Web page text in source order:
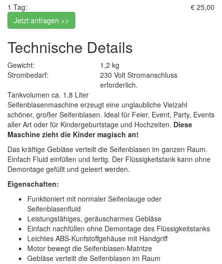
1 Tag:
€ 25,00
Jetzt anfragen >>
Technische Details
Gewicht:
1,2 kg
Strombedarf:
230 Volt Stromanschluss
erforderlich.
Tankvolumen ca. 1,8 Liter
Seifenblasenmaschine erzeugt eine unglaubliche Vielzahl
schöner, großer Seifenblasen. Ideal für Feier, Event, Party, Events
aller Art oder für Kindergeburtstage und Hochzeiten. Diese
Maschine zieht die Kinder magisch an!
Das kräftige Gebläse verteilt die Seifenblasen im ganzen Raum.
Einfach Fluid einfüllen und fertig. Der Flüssigkeitstank kann ohne
Demontage gefüllt und geleert werden.
Eigenschaften:
Funktioniert mit normaler Seifenlauge oder
Seifenblasenfluid
Leistungsfähiges, geräuscharmes Gebläse
Einfach nachfüllen ohne Demontage des Flüssigkeitstanks
Leichtes ABS-Kunfstoffgehäuse mit Handgriff
Motor bewegt die Seifenblasen-Matritze
Gebläse verteilt die Seifenblasen im Raum